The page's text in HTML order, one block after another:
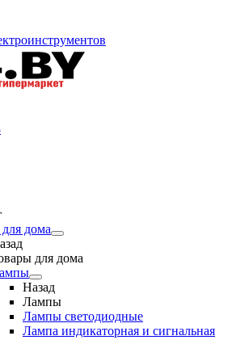
дома
для дома
Назад
Лампы
Лампы светодиодные
Лампа индикаторная и сигнальная